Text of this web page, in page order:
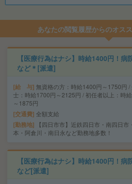
あなたの閲覧履歴からのオス
【医療行為はナシ】時給1400円！病
など＊[派遣]
給 与 無資格の方：時給1400円～1750円 /
士：時給1700円～2125円 / 初任者以上：時
～1875円
交通費 全額支給
勤務地
【四日市市】近鉄四日市・南四日市
本・阿倉川・南日永など勤務地多数！
【医療行為はナシ】時給1400円！病
など[派遣]